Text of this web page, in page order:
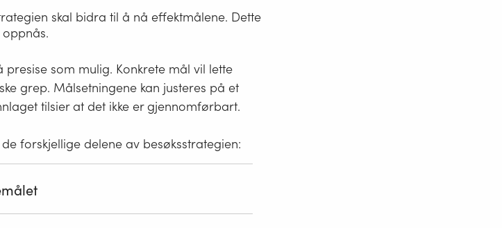
skal bidra til å nå effektmålene. Dette
som mulig. Konkrete mål vil lette
grep. Målsetningene kan justeres på et
tilsier at det ikke er gjennomførbart.
forskjellige delene av besøksstrategien: